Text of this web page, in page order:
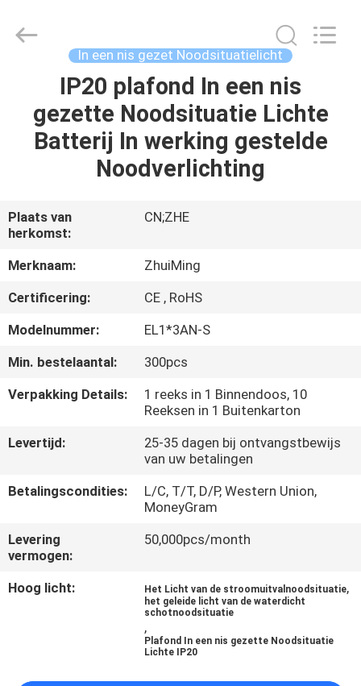
PRODUCTEN
ONS
FABRIEKSREIS
KWALITEITSCONTROLE
CONTACTEER
ONS
VERZOEK
CITAAT
SITEMAP
PRIVACYBELEID
Co.,Ltd.
In een nis gezet Noodsituatielicht
IP20 plafond In een nis
gezette Noodsituatie Lichte
Batterij In werking gestelde
Noodverlichting
Plaats van
herkomst:
CN;ZHE
Merknaam:
ZhuiMing
Certificering:
CE , RoHS
Modelnummer:
EL1*3AN-S
Min. bestelaantal:
300pcs
Verpakking Details:
1 reeks in 1 Binnendoos, 10
Reeksen in 1 Buitenkarton
Levertijd:
25-35 dagen bij ontvangstbewijs
van uw betalingen
Betalingscondities:
L/C, T/T, D/P, Western Union,
MoneyGram
Levering
vermogen:
50,000pcs/month
Hoog licht: Het Licht van de stroomuitvalnoodsituatie,
het geleide licht van de waterdicht
schotnoodsituatie
,
Plafond In een nis gezette Noodsituatie
Lichte IP20